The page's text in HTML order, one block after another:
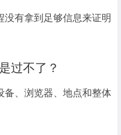
没有拿到足够信息来证明
过不了？
备、浏览器、地点和整体